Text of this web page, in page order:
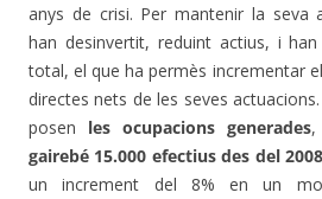
anys de crisi. Per mantenir la seva
han desinvertit, reduint actius, i
total, el que ha permès incrementar
directes nets de les seves
posen les ocupacions generades,
gairebé 15.000 efectius des del
un increment del 8% en un